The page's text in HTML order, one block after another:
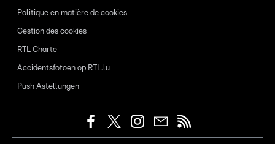
Politique en matière de cookies
Gestion des cookies
RTL Charte
Accidentsfotoen op RTL.lu
Push Astellungen